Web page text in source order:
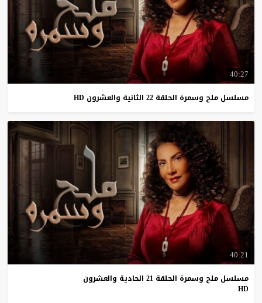
40:27
مسلسل ملح وسمرة الحلقة 22 الثانية والعشرون HD
40:21
مسلسل ملح وسمرة الحلقة 21 الحادية والعشرون
HD